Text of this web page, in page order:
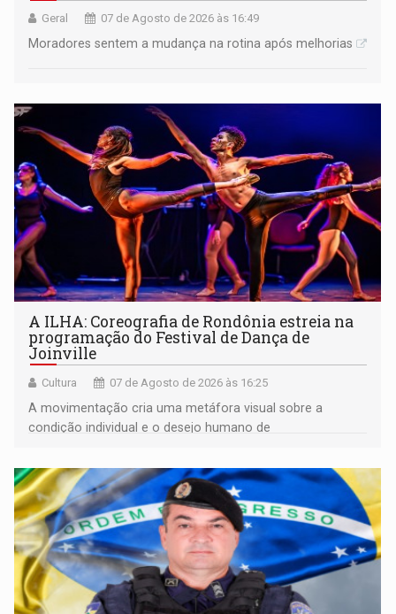
Geral 07 de Agosto de 2026 às 16:49
Moradores sentem a mudança na rotina após melhorias
A ILHA: Coreografia de Rondônia estreia na
programação do Festival de Dança de
Joinville
Cultura 07 de Agosto de 2026 às 16:25
A movimentação cria uma metáfora visual sobre a
condição individual e o desejo humano de